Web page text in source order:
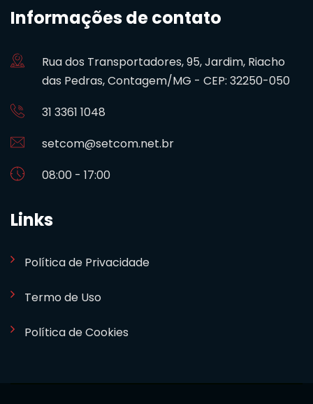
Informações de contato
Rua dos Transportadores, 95, Jardim, Riacho
das Pedras, Contagem/MG - CEP: 32250-050
31 3361 1048
setcom@setcom.net.br
08:00 - 17:00
Links
Política de Privacidade
Termo de Uso
Política de Cookies